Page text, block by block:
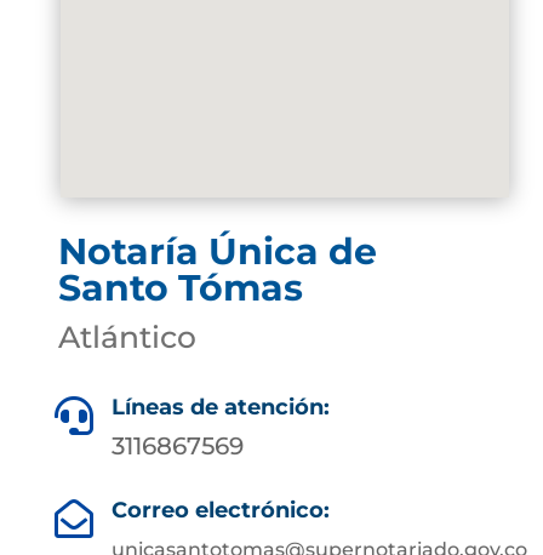
Notaría Única de
Santo Tómas
Atlántico
 Líneas de atención:
3116867569
 Correo electrónico:
unicasantotomas@supernotariado.gov.co